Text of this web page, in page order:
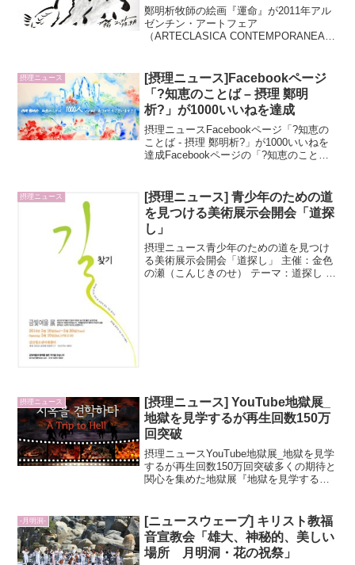
（ARTECLASICA
CONTEMPORANEA 2011）代表
作品に選出される
鄭明析牧師の絵画『運命』が2011年アル
ゼンチン・アートフェア
（ARTECLASICA CONTEMPORANEA
ンで行われた世界的なアートフェア
（ARTE...
摂理ニュース
[摂理ニュース]Facebookページ
「?知恵のことば – 摂理 鄭明
析?」が1000いいねを達成
摂理ニュースFacebookページ「?知恵の
ことば - 摂理 鄭明析?」が1000いいねを
達成Facebookページの「?知恵のことば -
摂理 鄭明...
摂理ニュース
[摂理ニュース] 青少年のための道
を見つける美術展示会開会「道探
し」
摂理ニュース青少年のための道を見つけ
る美術展示会開会「道探し」 主催：金色
の瀬（こんじきのせ） テーマ：道探し 日
摂理ニュース
[摂理ニュース] YouTube地獄展_
地獄を見学するが再生回数150万
回突破
摂理ニュースYouTube地獄展_地獄を見学
するが再生回数150万回突破多くの期待と
関心を集めた地獄展『地獄を見学する』
月21日現在、再生回数が1...
-月明洞-
[ニュースウェーブ] キリスト教福
音宣教会「雄大、神秘的、美しい
場所 月明洞・花の祝祭」